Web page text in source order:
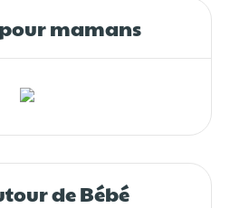
mamans
de Bébé